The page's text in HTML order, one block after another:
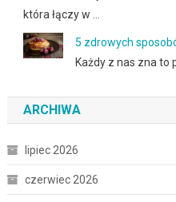
która łączy w …
5 zdrowych
Każdy z nas zna to
ARCHIWA
lipiec 2026
czerwiec 2026